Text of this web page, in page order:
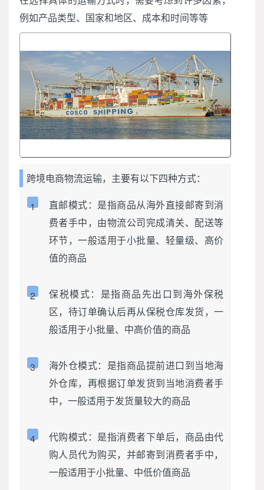
例如产品类型、国家和地区、成本和时间等等
跨境电商物流运输，主要有以下四种方式：
1
直邮模式：是指商品从海外直接邮寄到消
费者手中，由物流公司完成清关、配送等
环节，一般适用于小批量、轻量级、高价
值的商品
2
保税模式：是指商品先出口到海外保税
区，待订单确认后再从保税仓库发货，一
般适用于小批量、中高价值的商品
3
海外仓模式：是指商品提前进口到当地海
外仓库，再根据订单发货到当地消费者手
中，一般适用于发货量较大的商品
4
代购模式：是指消费者下单后，商品由代
购人员代为购买，并邮寄到消费者手中，
一般适用于小批量、中低价值商品